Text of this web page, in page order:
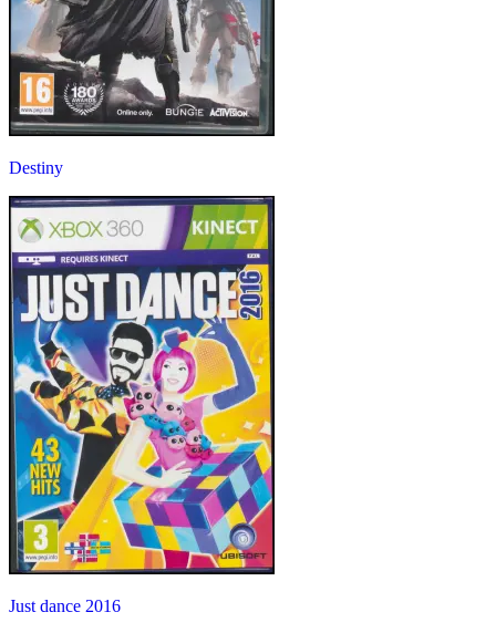
Destiny
Just dance 2016